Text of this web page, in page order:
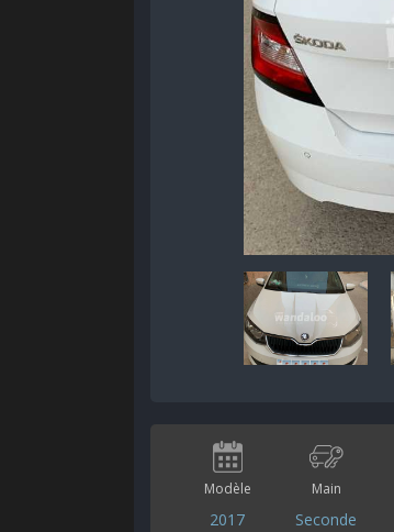
Modèle
2017
Main
Seconde